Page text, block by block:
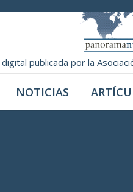
publicada por la
NOTICIAS